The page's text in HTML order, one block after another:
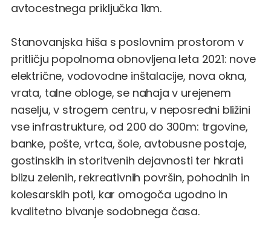
avtocestnega priključka 1km.
Stanovanjska hiša s poslovnim prostorom v
pritličju popolnoma obnovljena leta 2021: nove
električne, vodovodne inštalacije, nova okna,
vrata, talne obloge, se nahaja v urejenem
naselju, v strogem centru, v neposredni bližini
vse infrastrukture, od 200 do 300m: trgovine,
banke, pošte, vrtca, šole, avtobusne postaje,
gostinskih in storitvenih dejavnosti ter hkrati
blizu zelenih, rekreativnih površin, pohodnih in
kolesarskih poti, kar omogoča ugodno in
kvalitetno bivanje sodobnega časa.